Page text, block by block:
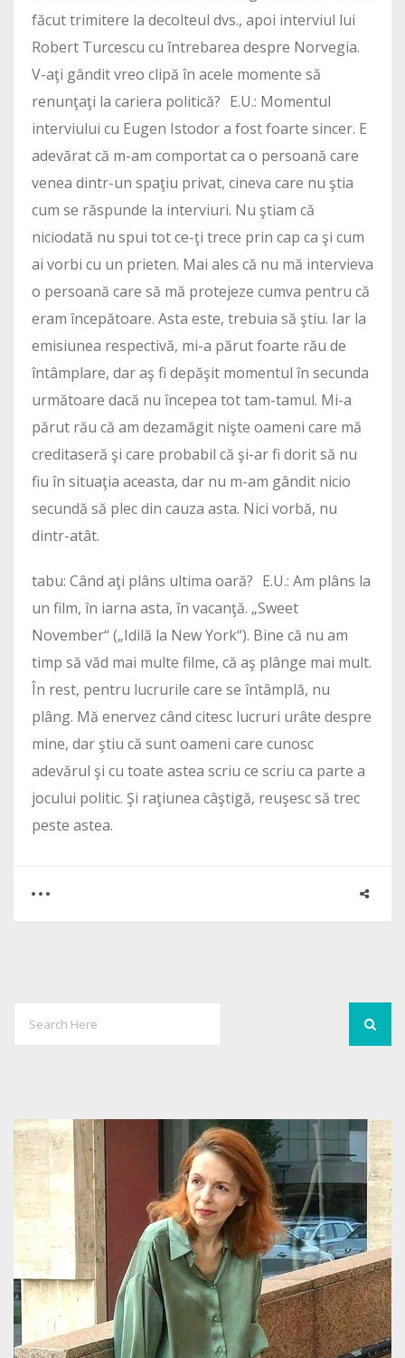
făcut tri­mitere la decolteul dvs., apoi interviul lui
Robert Turcescu cu întrebarea despre Norvegia.
V-aţi gândit vreo clipă în acele momente să
renunţaţi la cariera politică? E.U.: Momentul
interviului cu Eugen Istodor a fost foarte sincer. E
adevărat că m-am comportat ca o persoană care
venea dintr-un spaţiu privat, cineva care nu ştia
cum se răspunde la interviuri. Nu ştiam că
niciodată nu spui tot ce-ţi trece prin cap ca şi cum
ai vorbi cu un prieten. Mai ales că nu mă intervieva
o persoană care să mă protejeze cumva pentru că
eram începătoare. Asta este, trebuia să ştiu. Iar la
emisiunea respectivă, mi-a părut foarte rău de
întâmplare, dar aş fi depăşit momentul în secunda
următoare dacă nu începea tot tam-tamul. Mi-a
părut rău că am dezamăgit nişte oameni care mă
creditaseră şi care probabil că şi-ar fi dorit să nu
fiu în situaţia aceasta, dar nu m-am gândit nicio
secundă să plec din cauza asta. Nici vorbă, nu
dintr-atât.
tabu: Când aţi plâns ultima oară? E.U.: Am plâns la
un film, în iarna asta, în vacanţă. „Sweet
November“ („Idilă la New York“). Bine că nu am
timp să văd mai multe filme, că aş plânge mai mult.
În rest, pentru lucrurile care se întâmplă, nu
plâng. Mă enervez când citesc lucruri urâte despre
mine, dar ştiu că sunt oameni care cunosc
adevărul şi cu toate astea scriu ce scriu ca parte a
jocului politic. Şi raţiunea câştigă, reuşesc să trec
peste astea.